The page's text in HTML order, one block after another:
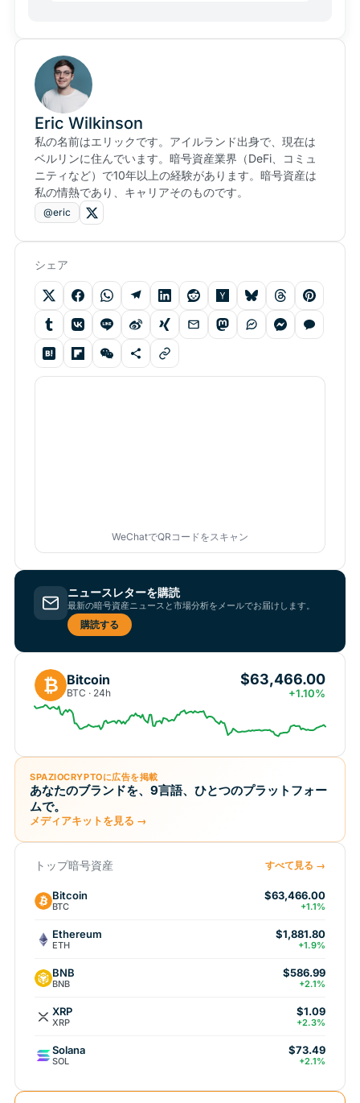
Eric Wilkinson
私の名前はエリックです。アイルランド出身で、現在は
ベルリンに住んでいます。暗号資産業界（DeFi、コミュ
ニティなど）で10年以上の経験があります。暗号資産は
私の情熱であり、キャリアそのものです。
@eric
シェア
WeChatでQRコードをスキャン
ニュースレターを購読
最新の暗号資産ニュースと市場分析をメールでお届けします。
購読する
₿ Bitcoin
BTC · 24h
$63,466.00
+1.10%
SPAZIOCRYPTOに広告を掲載
あなたのブランドを、9言語、ひとつのプラットフォー
ムで。
メディアキットを見る →
トップ暗号資産 すべて見る →
Bitcoin
BTC
$63,466.00
+1.1%
Ethereum
ETH
$1,881.80
+1.9%
BNB
BNB
$586.99
+2.1%
XRP
XRP
$1.09
+2.3%
Solana
SOL
$73.49
+2.1%